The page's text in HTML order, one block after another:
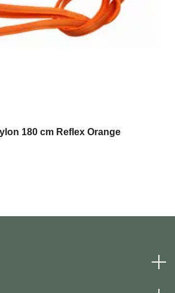
180 cm Reflex Orange